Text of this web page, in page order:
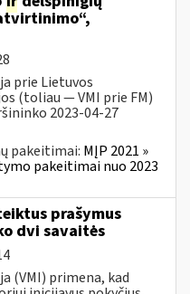
prie Lietuvos
(toliau ― VMI prie FM)
2023-04-27
pakeitimai: MĮP 2021 »
pakeitimai nuo 2023
prašymus
dvi savaitės
(VMI) primena, kad